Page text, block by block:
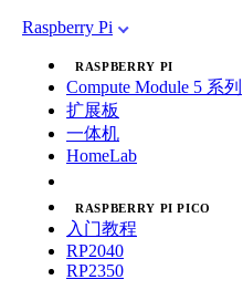
Raspberry Pi
RASPBERRY PI
Compute Module 5 系列
扩展板
一体机
HomeLab
RASPBERRY PI PICO
入门教程
RP2040
RP2350